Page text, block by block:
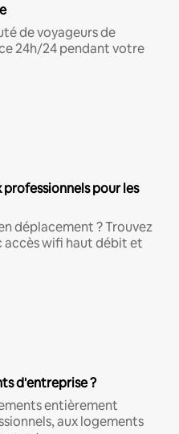
de voyageurs de
24h/24 pendant votre
pour les
déplacement ? Trouvez
accès wifi haut débit et
d'entreprise ?
entièrement
aux logements